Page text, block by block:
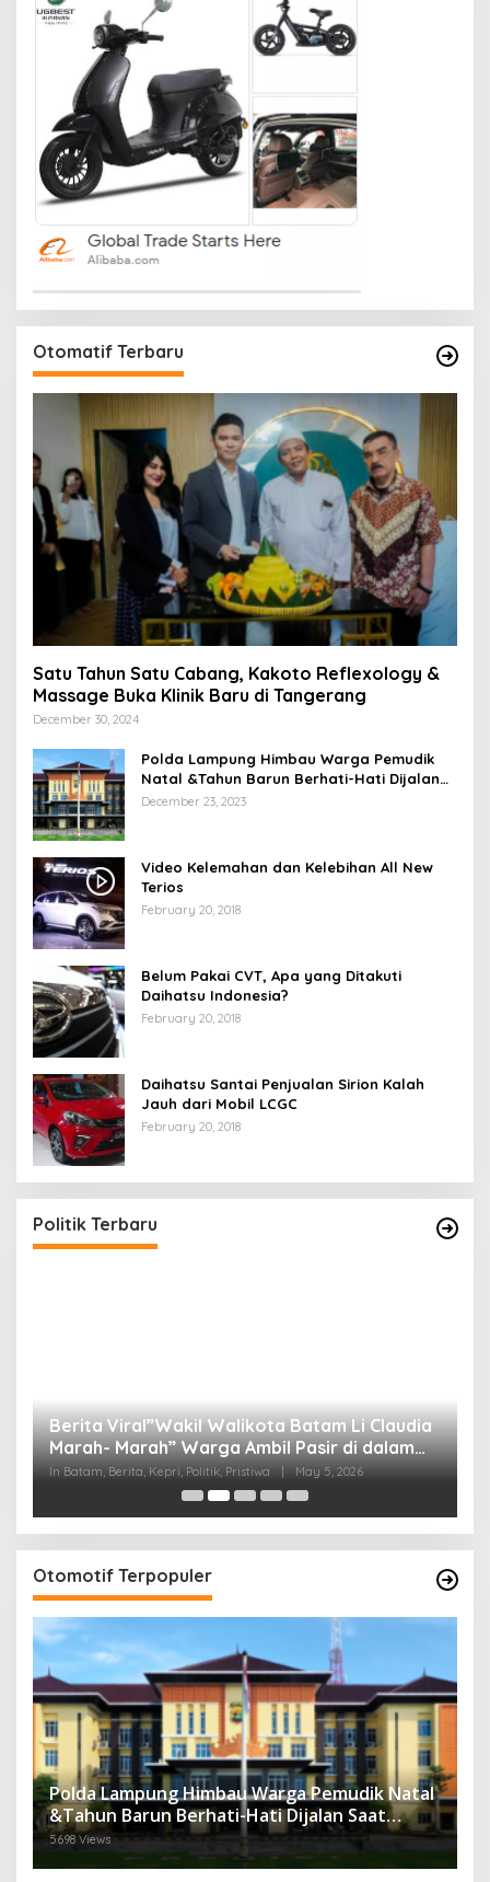
Otomatif Terbaru
Satu Tahun Satu Cabang, Kakoto Reflexology &
Massage Buka Klinik Baru di Tangerang
December 30, 2024
Polda Lampung Himbau Warga Pemudik
Natal &Tahun Barun Berhati-Hati Dijalan
Saat Melintas di -Titik Rawan Kecelakaan
December 23, 2023
Video Kelemahan dan Kelebihan All New
Terios
February 20, 2018
Belum Pakai CVT, Apa yang Ditakuti
Daihatsu Indonesia?
February 20, 2018
Daihatsu Santai Penjualan Sirion Kalah
Jauh dari Mobil LCGC
February 20, 2018
Politik Terbaru
Berita Viral”Wakil Walikota Batam Li Claudia
Marah- Marah” Warga Ambil Pasir di dalam
Parit, Dinilai Rusak Harkat Martabat dan Lukai
Perasaan Warga
In Batam, Berita, Kepri, Politik, Pristiwa | May 5, 2026
Otomotif Terpopuler
Polda Lampung Himbau Warga Pemudik Natal
&Tahun Barun Berhati-Hati Dijalan Saat
Melintas di -Titik Rawan Kecelakaan
5698 Views